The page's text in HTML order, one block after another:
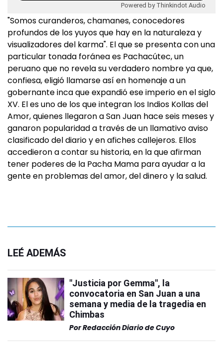
Powered by Thinkindot Audio
"Somos curanderos, chamanes, conocedores
profundos de los yuyos que hay en la naturaleza y
visualizadores del karma". El que se presenta con una
particular tonada foránea es Pachacútec, un
peruano que no revela su verdadero nombre ya que,
confiesa, eligió llamarse así en homenaje a un
gobernante inca que expandió ese imperio en el siglo
XV. El es uno de los que integran los Indios Kollas del
Amor, quienes llegaron a San Juan hace seis meses y
ganaron popularidad a través de un llamativo aviso
clasificado del diario y en afiches callejeros. Ellos
accedieron a contar su historia, en la que afirman
tener poderes de la Pacha Mama para ayudar a la
gente en problemas del amor, del dinero y la salud.
LEÉ ADEMÁS
"Justicia por Gemma", la
convocatoria en San Juan a una
semana y media de la tragedia en
Chimbas
PorRedacción Diario de Cuyo